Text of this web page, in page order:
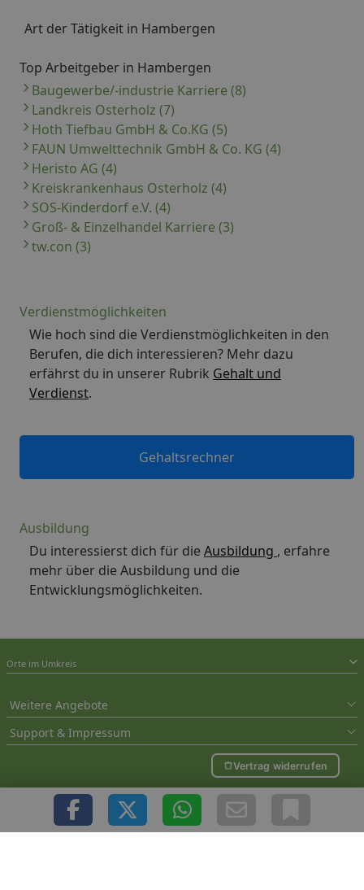
Art der Tätigkeit in Hambergen
Top Arbeitgeber in Hambergen
Baugewerbe/-industrie Karriere (8)
Landkreis Osterholz (7)
Hoth Tiefbau GmbH & Co.KG (5)
FAUN Umwelttechnik GmbH & Co. KG (4)
Heristo AG (4)
Kreiskrankenhaus Osterholz (4)
SOS-Kinderdorf e.V. (4)
Groß- & Einzelhandel Karriere (3)
tw.con (3)
Verdienstmöglichkeiten
Wie hoch sind die Verdienstmöglichkeiten in den
Berufen, die dich interessieren? Mehr dazu
erfährst du in unserer Rubrik Gehalt und
Verdienst.
Gehaltsrechner
Ausbildung
Du interessierst dich für die Ausbildung , erfahre
mehr über die Ausbildung und die
Entwicklungsmöglichkeiten.
Orte im Umkreis
Weitere Angebote
Support & Impressum
Vertrag widerrufen
Sie befinden sich hier: Hambergen Jobs und Stellenanzeigen - Jetzt in der
Jobsuche Arbeit in Hambergen finden
Copyright © 2000 - 2026 1A-Infosysteme.de | Content by: 1A-Stellenmarkt.de |